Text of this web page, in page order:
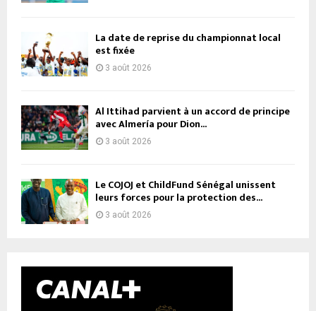
La date de reprise du championnat local
est fixée
3 août 2026
Al Ittihad parvient à un accord de principe
avec Almería pour Dion...
3 août 2026
Le COJOJ et ChildFund Sénégal unissent
leurs forces pour la protection des...
3 août 2026